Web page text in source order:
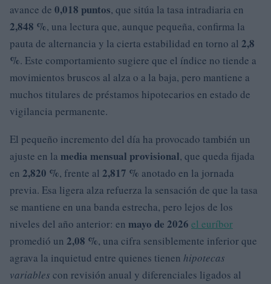
avance de 0,018 puntos, que sitúa la tasa intradiaria en
2,848 %, una lectura que, aunque pequeña, confirma la
pauta de alternancia y la cierta estabilidad en torno al 2,8
%. Este comportamiento sugiere que el índice no tiende a
movimientos bruscos al alza o a la baja, pero mantiene a
muchos titulares de préstamos hipotecarios en estado de
vigilancia permanente.
El pequeño incremento del día ha provocado también un
ajuste en la media mensual provisional, que queda fijada
en 2,820 %, frente al 2,817 % anotado en la jornada
previa. Esa ligera alza refuerza la sensación de que la tasa
se mantiene en una banda estrecha, pero lejos de los
niveles del año anterior: en mayo de 2026 el euríbor
promedió un 2,08 %, una cifra sensiblemente inferior que
agrava la inquietud entre quienes tienen hipotecas
variables con revisión anual y diferenciales ligados al